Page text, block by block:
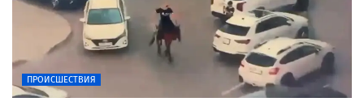
ПРОИСШЕСТВИЯ